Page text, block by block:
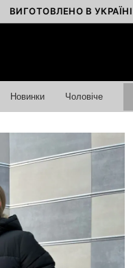
В УКРАЇНІ
Новинки Чоловіче